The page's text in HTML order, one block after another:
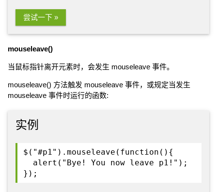
尝试一下 »
mouseleave()
当鼠标指针离开元素时，会发生 mouseleave 事件。
mouseleave() 方法触发 mouseleave 事件，或规定当发生
mouseleave 事件时运行的函数:
实例
$("#p1").mouseleave(function(){
alert("Bye! You now leave p1!");
});